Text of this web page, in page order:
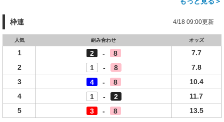
枠連 4/18 09:00更新
人気 組み合わせ オッズ
1 2 - 8
7.7
2
1 - 8
7.8
3
4 - 8
10.4
4
1 - 2
11.7
5
3 - 8
13.5